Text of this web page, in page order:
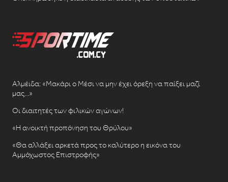
Αλμέιδα: «Μακάρι ο Μέσι να μην έχει όρεξη να παίξει μαζί
μας…»
Οι διαιτητές των φιλικών αγώνων!
«Η ανοικτή προπόνηση του Θρύλου»
«Θα αλλάξει αρκετά προς το καλύτερο η εικόνα του
Αμμόχωστος Επιστροφής»